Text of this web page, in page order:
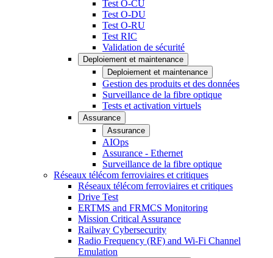
Test O-CU
Test O-DU
Test O-RU
Test RIC
Validation de sécurité
Deploiement et maintenance
Deploiement et maintenance
Gestion des produits et des données
Surveillance de la fibre optique
Tests et activation virtuels
Assurance
Assurance
AIOps
Assurance - Ethernet
Surveillance de la fibre optique
Réseaux télécom ferroviaires et critiques
Réseaux télécom ferroviaires et critiques
Drive Test
ERTMS and FRMCS Monitoring
Mission Critical Assurance
Railway Cybersecurity
Radio Frequency (RF) and Wi-Fi Channel
Emulation